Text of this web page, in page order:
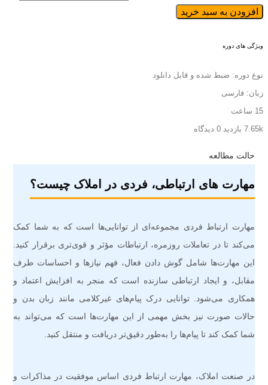
افزودن به سبد خرید
ویژگی های دوره
نوع دوره: ضبط شده و قابل دانلود
زبان: فارسی
15 ساعت
7.65k بازدید
حالت مطالعه
مهارت های ارتباطی، فردی در املاک چیست؟
مهارت ارتباط فردی مجموعه‌ای از توانایی‌ها است که به شما کمک
می‌کند تا در تعاملات روزمره، ارتباطات مؤثر و قوی‌تری برقرار کنید.
این مهارت‌ها شامل گوش دادن فعال، فهم نیازها و احساسات طرف
مقابل، و ایجاد ارتباطی سازنده است که منجر به افزایش اعتماد و
همکاری می‌شود. توانایی درک پیام‌های غیرکلامی مانند زبان بدن و
حالات صورت نیز بخش مهمی از این مهارت‌ها است که می‌تواند به
شما کمک کند تا پیام‌ها را به‌طور دقیق‌تر دریافت و منتقل کنید.
در صنعت املاک، مهارت ارتباط فردی اساس موفقیت در مذاکرات و